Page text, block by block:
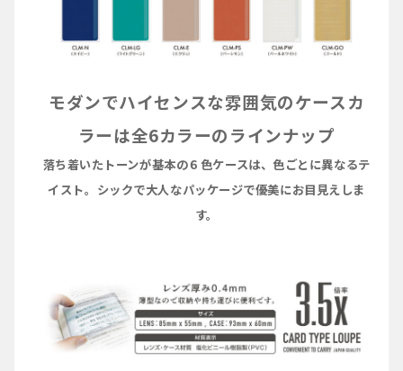
モダンでハイセンスな雰囲気のケースカ
ラーは全6カラーのラインナップ
落ち着いたトーンが基本の６色ケースは、色ごとに異なるテ
イスト。シックで大人なパッケージで優美にお目見えしま
す。